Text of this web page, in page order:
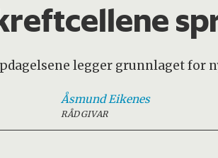
legger grunnlaget for
Åsmund Eikenes
RÅDGIVAR